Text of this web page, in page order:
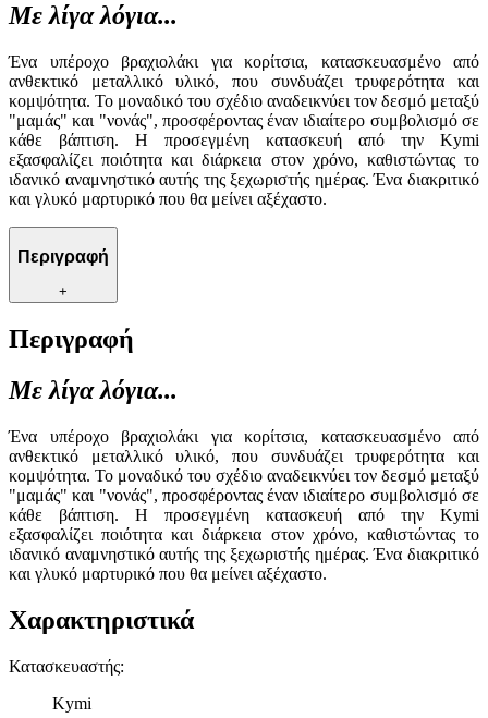
Με λίγα λόγια...
Ένα υπέροχο βραχιολάκι για κορίτσια, κατασκευασμένο από
ανθεκτικό μεταλλικό υλικό, που συνδυάζει τρυφερότητα και
κομψότητα. Το μοναδικό του σχέδιο αναδεικνύει τον δεσμό μεταξύ
"μαμάς" και "νονάς", προσφέροντας έναν ιδιαίτερο συμβολισμό σε
κάθε βάπτιση. Η προσεγμένη κατασκευή από την Kymi
εξασφαλίζει ποιότητα και διάρκεια στον χρόνο, καθιστώντας το
ιδανικό αναμνηστικό αυτής της ξεχωριστής ημέρας. Ένα διακριτικό
και γλυκό μαρτυρικό που θα μείνει αξέχαστο.
Περιγραφή
+
Περιγραφή
Με λίγα λόγια...
Ένα υπέροχο βραχιολάκι για κορίτσια, κατασκευασμένο από
ανθεκτικό μεταλλικό υλικό, που συνδυάζει τρυφερότητα και
κομψότητα. Το μοναδικό του σχέδιο αναδεικνύει τον δεσμό μεταξύ
"μαμάς" και "νονάς", προσφέροντας έναν ιδιαίτερο συμβολισμό σε
κάθε βάπτιση. Η προσεγμένη κατασκευή από την Kymi
εξασφαλίζει ποιότητα και διάρκεια στον χρόνο, καθιστώντας το
ιδανικό αναμνηστικό αυτής της ξεχωριστής ημέρας. Ένα διακριτικό
και γλυκό μαρτυρικό που θα μείνει αξέχαστο.
Χαρακτηριστικά
Κατασκευαστής:
Kymi